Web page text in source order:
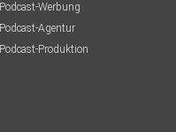
Podcast-Werbung
Podcast-Agentur
Podcast-Produktion